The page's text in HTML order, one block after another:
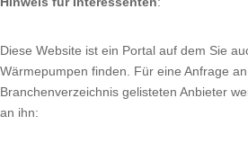
Diese Website ist ein Portal auf dem Sie
Wärmepumpen finden. Für eine Anfrage
Branchenverzeichnis gelisteten Anbieter
an ihn: